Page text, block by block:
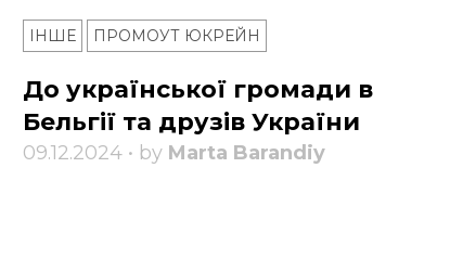
ІНШЕ ПРОМОУТ ЮКРЕЙН
До української громади в
Бельгії та друзів України
09.12.2024 • by Marta Barandiy